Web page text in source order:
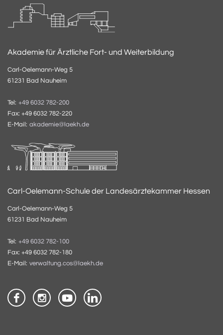
Akademie für Ärztliche Fort- und Weiterbildung
Carl-Oelemann-Weg 5
61231 Bad Nauheim
Tel: +49 6032 782-200
Fax: +49 6032 782-220
E-Mail: akademie@laekh.de
Carl-Oelemann-Schule der Landesärztekammer Hessen
Carl-Oelemann-Weg 5
61231 Bad Nauheim
Tel: +49 6032 782-100
Fax: +49 6032 782-180
E-Mail: verwaltung.cos@laekh.de